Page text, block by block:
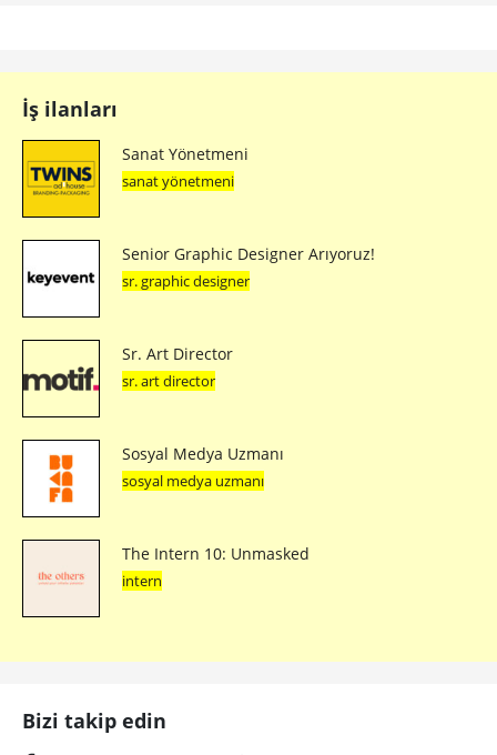
İş ilanları
Sanat Yönetmeni
sanat yönetmeni
Senior Graphic Designer Arıyoruz!
sr. graphic designer
Sr. Art Director
sr. art director
Sosyal Medya Uzmanı
sosyal medya uzmanı
The Intern 10: Unmasked
intern
Bizi takip edin